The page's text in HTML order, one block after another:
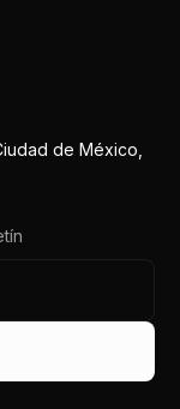
de México,